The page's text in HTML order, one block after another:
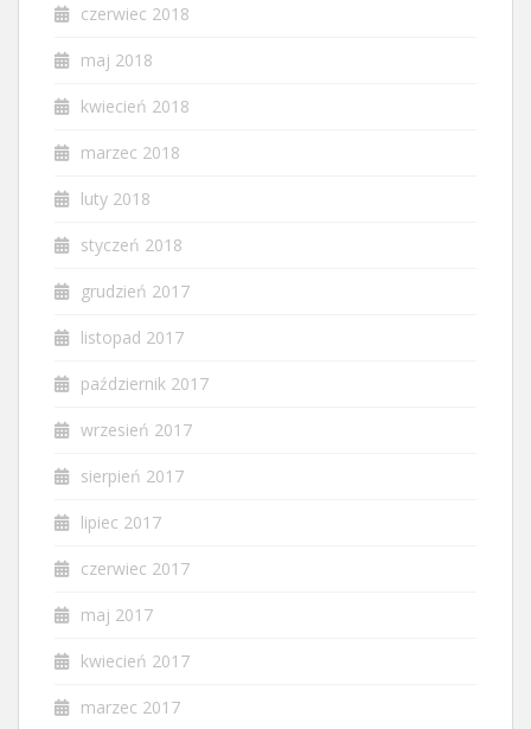
czerwiec 2018
maj 2018
kwiecień 2018
marzec 2018
luty 2018
styczeń 2018
grudzień 2017
listopad 2017
październik 2017
wrzesień 2017
sierpień 2017
lipiec 2017
czerwiec 2017
maj 2017
kwiecień 2017
marzec 2017